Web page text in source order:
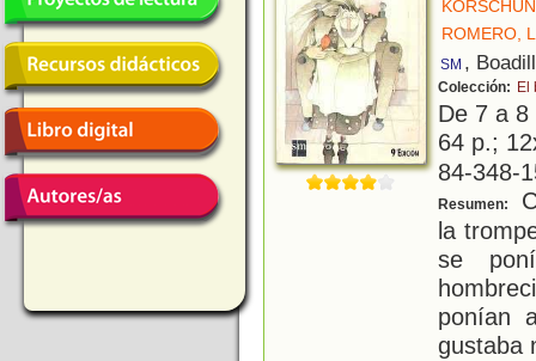
ROMERO,
SM ,
Colección: El
De 7 a
64 p.;
84-348-
Resumen:
la
se
ponían
gustaba